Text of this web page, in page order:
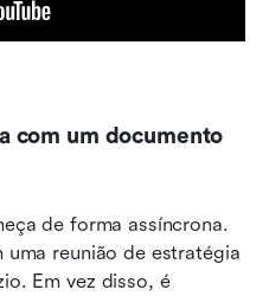
com um documento
de forma assíncrona.
uma reunião de estratégia
Em vez disso, é